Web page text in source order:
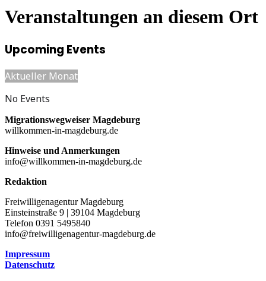
Veranstaltungen an diesem Ort
Upcoming Events
Aktueller Monat
No Events
Migrationswegweiser Magdeburg
willkommen-in-magdeburg.de
Hinweise und Anmerkungen
info@willkommen-in-magdeburg.de
Redaktion
Freiwilligenagentur Magdeburg
Einsteinstraße 9 | 39104 Magdeburg
Telefon 0391 5495840
info@freiwilligenagentur-magdeburg.de
Impressum
Datenschutz